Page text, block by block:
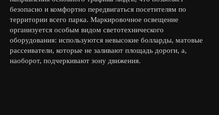
безопасно и комфортно передвигаться посетителям по
территории всего парка. Маркировочное освещение
организуется особым видом светотехнического
оборудования: используются невысокие болларды, матовые
рассеиватели, которые не заливают площадь дороги, а,
наоборот, подчеркивают зону движения.